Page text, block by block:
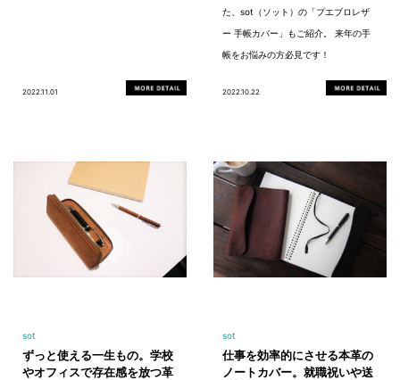
2022.11.01
た、sot（ソット）の「プエブロレザ
ー 手帳カバー」もご紹介。 来年の手
帳をお悩みの方必見です！
2022.10.22
sot
ずっと使える一生もの。学校
やオフィスで存在感を放つ革
sot
仕事を効率的にさせる本革の
ノートカバー。就職祝いや送